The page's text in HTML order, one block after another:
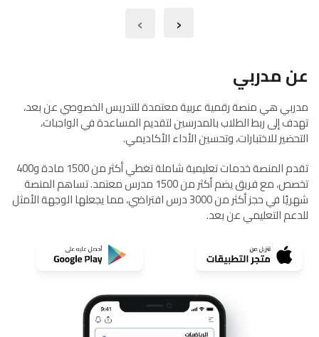
‹
›
عن مدربي
مدربي هي منصة رقمية عربية معتمدة للتدريس الخصوصي عن بعد،
تهدف إلى ربط الطلاب بالمدرسين لتقديم المساعدة في الواجبات،
التحضير للاختبارات، وتحسين الأداء الأكاديمي.
تقدم المنصة خدمات تعليمية شاملة تغطي أكثر من 1500 مادة و400
تخصص، مع فريق يضم أكثر من 1500 مدرس معتمد. تساهم المنصة
شهريًا في حجز أكثر من 3000 درس افتراضي، مما يجعلها الوجهة الأمثل
للدعم التعليمي عن بعد.